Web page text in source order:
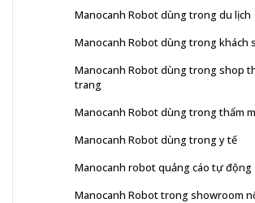
Manocanh Robot dùng trong du lịch
Manocanh Robot dùng trong khách
Manocanh Robot dùng trong shop
trang
Manocanh Robot dùng trong thẩm
Manocanh Robot dùng trong y tế
Manocanh robot quảng cáo tự động
Manocanh Robot trong showroom